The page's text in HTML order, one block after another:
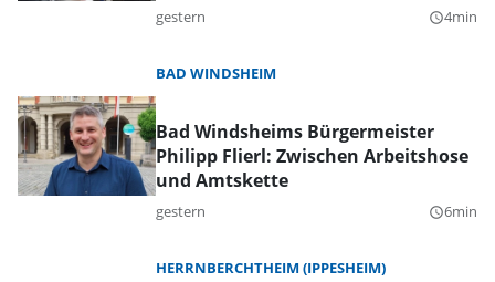
gestern query_builder4min
BAD WINDSHEIM
Bad Windsheims Bürgermeister
Philipp Flierl: Zwischen Arbeitshose
und Amtskette
gestern query_builder6min
HERRNBERCHTHEIM (IPPESHEIM)